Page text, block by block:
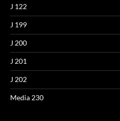
J 122
J 199
J 200
J 201
J 202
Media 230